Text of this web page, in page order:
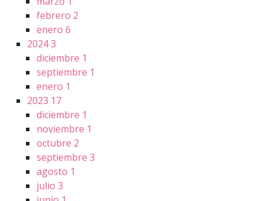
febrero 2
enero 6
20243
diciembre 1
septiembre 1
enero 1
2023 17
diciembre 1
noviembre 1
octubre 2
septiembre 3
agosto 1
julio 3